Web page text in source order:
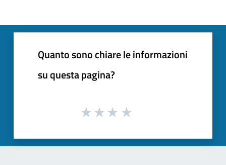
Quanto sono chiare le informazioni
su questa pagina?